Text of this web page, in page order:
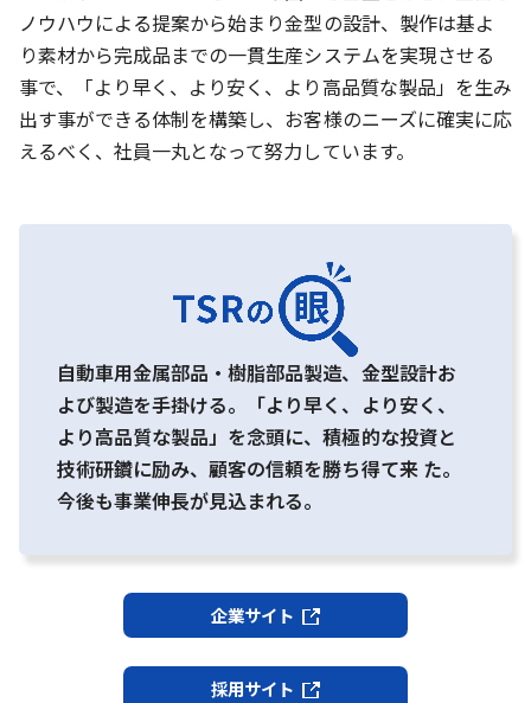
ノウハウによる提案から始まり金型の設計、製作は基よ
り素材から完成品までの一貫生産システムを実現させる
事で、「より早く、より安く、より高品質な製品」を生み
出す事ができる体制を構築し、お客様のニーズに確実に応
えるべく、社員一丸となって努力しています。
自動車用金属部品・樹脂部品製造、金型設計お
よび製造を手掛ける。「より早く、より安く、
より高品質な製品」を念頭に、積極的な投資と
技術研鑽に励み、顧客の信頼を勝ち得て来 た。
今後も事業伸長が見込まれる。
企業サイト
採用サイト